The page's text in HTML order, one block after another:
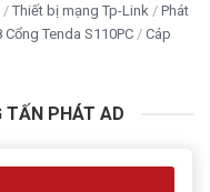
Thiết bị mạng Tp-Link
Phát
Cổng Tenda S110PC
Cáp
TẤN PHÁT AD